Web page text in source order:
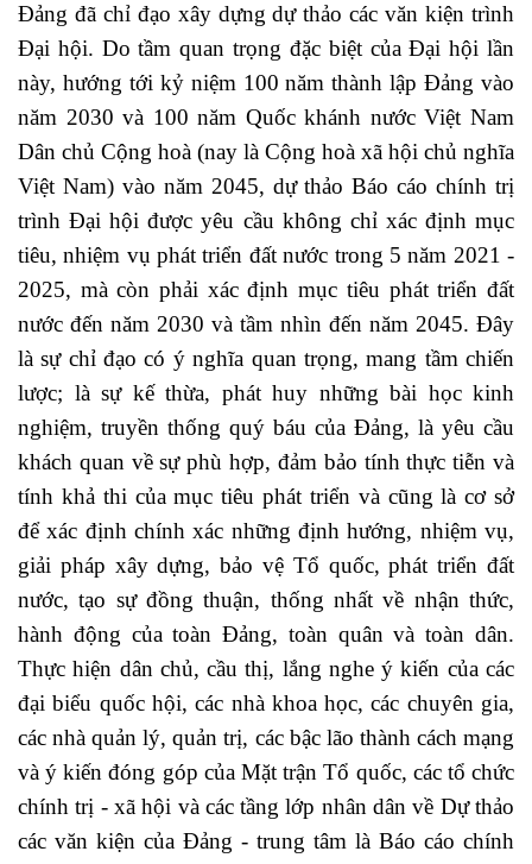
Đảng đã chỉ đạo xây dựng dự thảo các văn kiện trình
Đại hội. Do tầm quan trọng đặc biệt của Đại hội lần
này, hướng tới kỷ niệm 100 năm thành lập Đảng vào
năm 2030 và 100 năm Quốc khánh nước Việt Nam
Dân chủ Cộng hoà (nay là Cộng hoà xã hội chủ nghĩa
Việt Nam) vào năm 2045, dự thảo Báo cáo chính trị
trình Đại hội được yêu cầu không chỉ xác định mục
tiêu, nhiệm vụ phát triển đất nước trong 5 năm 2021 -
2025, mà còn phải xác định mục tiêu phát triển đất
nước đến năm 2030 và tầm nhìn đến năm 2045. Đây
là sự chỉ đạo có ý nghĩa quan trọng, mang tầm chiến
lược; là sự kế thừa, phát huy những bài học kinh
nghiệm, truyền thống quý báu của Đảng, là yêu cầu
khách quan về sự phù hợp, đảm bảo tính thực tiễn và
tính khả thi của mục tiêu phát triển và cũng là cơ sở
để xác định chính xác những định hướng, nhiệm vụ,
giải pháp xây dựng, bảo vệ Tổ quốc, phát triển đất
nước, tạo sự đồng thuận, thống nhất về nhận thức,
hành động của toàn Đảng, toàn quân và toàn dân.
Thực hiện dân chủ, cầu thị, lắng nghe ý kiến của các
đại biểu quốc hội, các nhà khoa học, các chuyên gia,
các nhà quản lý, quản trị, các bậc lão thành cách mạng
và ý kiến đóng góp của Mặt trận Tổ quốc, các tổ chức
chính trị - xã hội và các tầng lớp nhân dân về Dự thảo
các văn kiện của Đảng - trung tâm là Báo cáo chính